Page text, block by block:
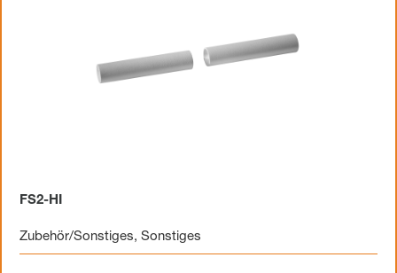
FS2-HI
Zubehör/Sonstiges, Sonstiges